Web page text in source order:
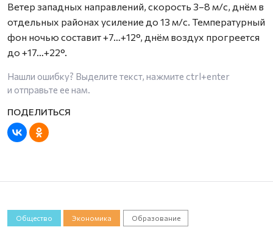
Ветер западных направлений, скорость 3–8 м/с, днём в
отдельных районах усиление до 13 м/с. Температурный
фон ночью составит +7…+12°, днём воздух прогреется
до +17…+22°.
Нашли ошибку? Выделите текст, нажмите ctrl+enter
и отправьте ее нам.
Общество Экономика Образование